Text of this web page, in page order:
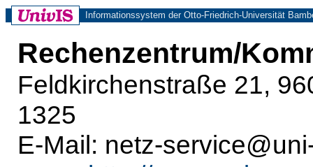
Informationssystem der Otto-Friedrich-Universität
Rechenzentrum/
Feldkirchenstraße 21,
1325
E-Mail: netz-